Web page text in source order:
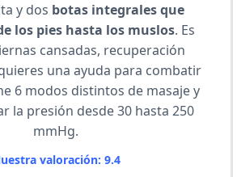
y dos botas integrales que
los pies hasta los muslos. Es
cansadas, recuperación
una ayuda para combatir
6 modos distintos de masaje y
la presión desde 30 hasta 250
mmHg.
valoración: 9.4